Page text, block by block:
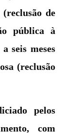
de
pública à
seis meses
(reclusão
pelos
com